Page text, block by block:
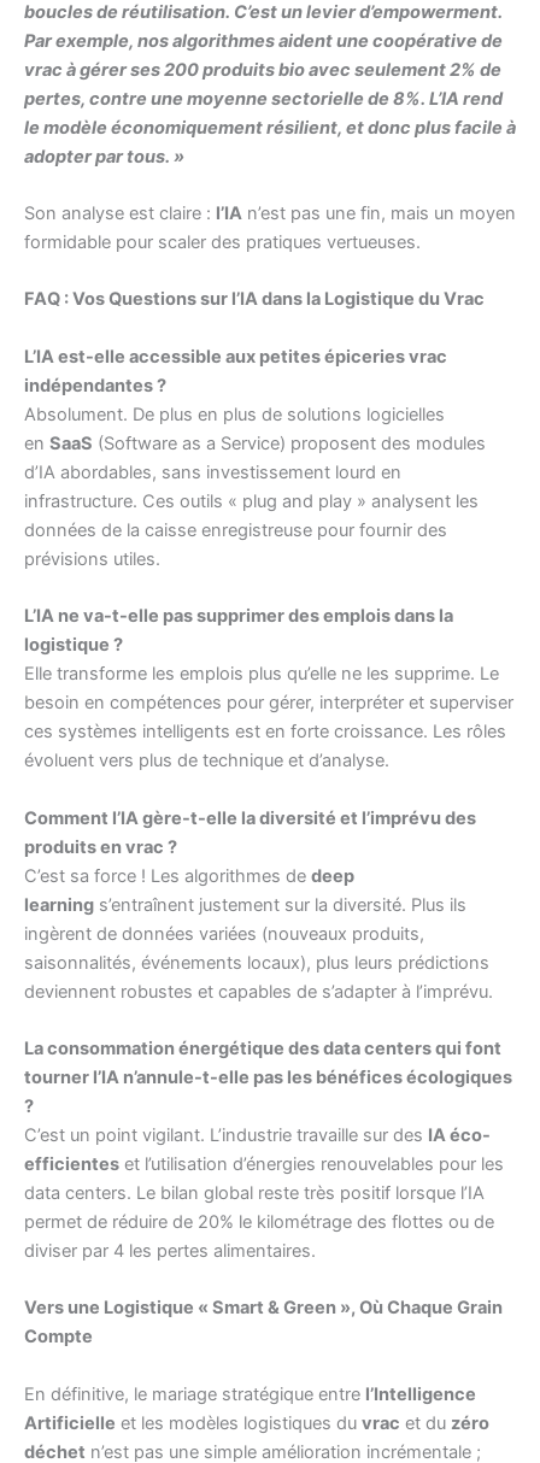
boucles de réutilisation. C’est un levier d’empowerment.
Par exemple, nos algorithmes aident une coopérative de
vrac à gérer ses 200 produits bio avec seulement 2% de
pertes, contre une moyenne sectorielle de 8%. L’IA rend
le modèle économiquement résilient, et donc plus facile à
adopter par tous. »
Son analyse est claire : l’IA n’est pas une fin, mais un moyen
formidable pour scaler des pratiques vertueuses.
FAQ : Vos Questions sur l’IA dans la Logistique du Vrac
L’IA est-elle accessible aux petites épiceries vrac
indépendantes ?
Absolument. De plus en plus de solutions logicielles
en SaaS (Software as a Service) proposent des modules
d’IA abordables, sans investissement lourd en
infrastructure. Ces outils « plug and play » analysent les
données de la caisse enregistreuse pour fournir des
prévisions utiles.
L’IA ne va-t-elle pas supprimer des emplois dans la
logistique ?
Elle transforme les emplois plus qu’elle ne les supprime. Le
besoin en compétences pour gérer, interpréter et superviser
ces systèmes intelligents est en forte croissance. Les rôles
évoluent vers plus de technique et d’analyse.
Comment l’IA gère-t-elle la diversité et l’imprévu des
produits en vrac ?
C’est sa force ! Les algorithmes de deep
learning s’entraînent justement sur la diversité. Plus ils
ingèrent de données variées (nouveaux produits,
saisonnalités, événements locaux), plus leurs prédictions
deviennent robustes et capables de s’adapter à l’imprévu.
La consommation énergétique des data centers qui font
tourner l’IA n’annule-t-elle pas les bénéfices écologiques
?
C’est un point vigilant. L’industrie travaille sur des IA éco-
efficientes et l’utilisation d’énergies renouvelables pour les
data centers. Le bilan global reste très positif lorsque l’IA
permet de réduire de 20% le kilométrage des flottes ou de
diviser par 4 les pertes alimentaires.
Vers une Logistique « Smart & Green », Où Chaque Grain
Compte
En définitive, le mariage stratégique entre l’Intelligence
Artificielle et les modèles logistiques du vrac et du zéro
déchet n’est pas une simple amélioration incrémentale ;